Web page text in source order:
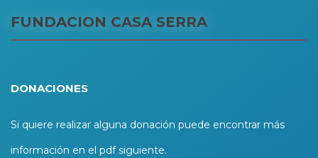
FUNDACION CASA SERRA
DONACIONES
Si quiere realizar alguna donación puede encontrar más
información en el pdf siguiente.